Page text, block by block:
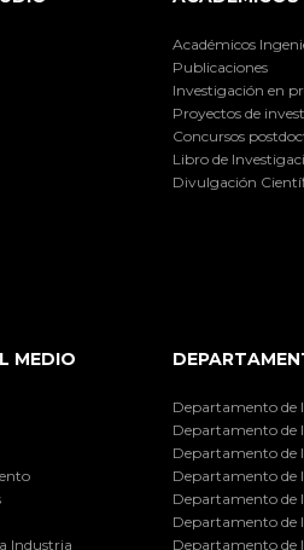
Académicos
Publicaciones
Investigación en
Proyectos de
Concursos
Libro de
Divulgación
MEDIO
Industria
Departamento de
Departamento de
Departamento de
Departamento de
Departamento de
Departamento de
Departamento de